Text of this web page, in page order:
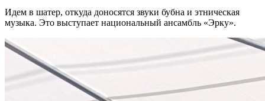
Идем в шатер, откуда доносятся звуки бубна и этническая
музыка. Это выступает национальный ансамбль «Эрку».